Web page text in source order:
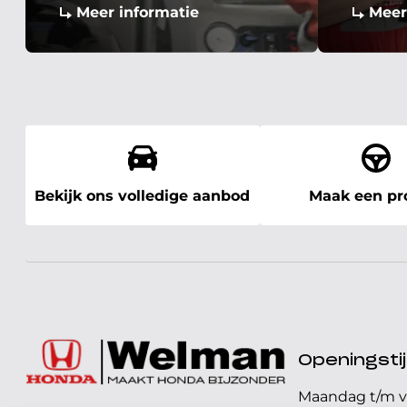
Meer informatie
Bekijk ons volledige aanbod Maak een
Maandag t/m